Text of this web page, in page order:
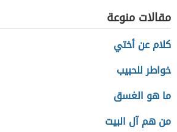
مقالات منوعة
كلام عن أختي
خواطر للحبيب
ما هو الغسق
من هم آل البيت